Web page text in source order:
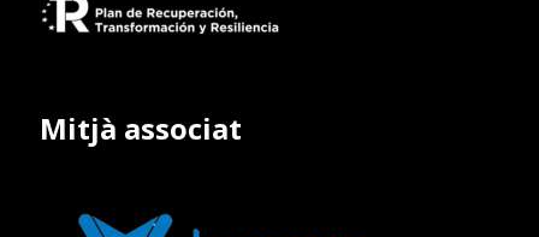
Mitjà associat